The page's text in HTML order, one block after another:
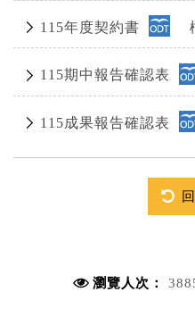
115年度契約書
115期中報告確認表
115成果報告確認表
瀏覽人次：